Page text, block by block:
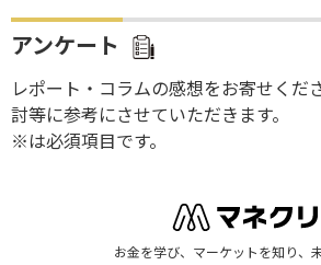
アンケート
レポート・コラムの感想をお寄せくだ
討等に参考にさせていただきます。
※は必須項目です。
お金を学び、マーケットを知り、